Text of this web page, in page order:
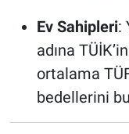
Ev Sahipleri:
adına
ortalama
bedellerini